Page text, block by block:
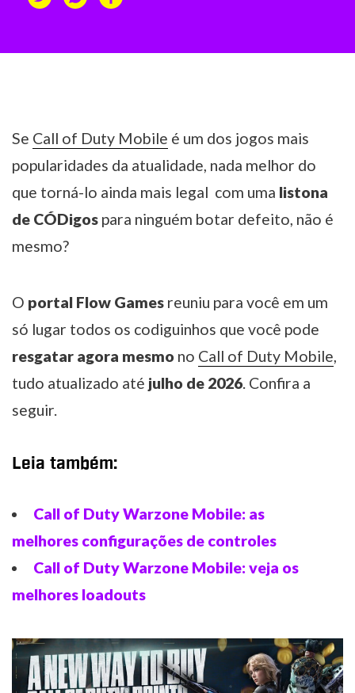
Se Call of Duty Mobile é um dos jogos mais
popularidades da atualidade, nada melhor do
que torná-lo ainda mais legal com uma listona
de CÓDigos para ninguém botar defeito, não é
mesmo?
O portal Flow Games reuniu para você em um
só lugar todos os codiguinhos que você pode
resgatar agora mesmo no Call of Duty Mobile,
tudo atualizado até julho de 2026. Confira a
seguir.
Leia também:
Call of Duty Warzone Mobile: as
melhores configurações de controles
Call of Duty Warzone Mobile: veja os
melhores loadouts